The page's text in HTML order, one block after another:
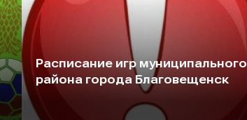
Расписание игр муниципального
района города Благовещенск